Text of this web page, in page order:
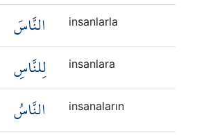
النَّاسَ insanlarla
لِلنَّاسِ insanlara
النَّاسُ insanaların